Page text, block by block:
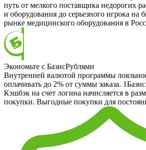
путь от мелкого поставщика недорогих
и оборудования до серьезного игрока на
рынке медицинского оборудования в
Экономьте с БазисРублями
Внутренней валютой программы
оплачивать до 2% от суммы заказа.
Кэшбэк на счет логина начисляется в
покупки. Выгодные покупки для